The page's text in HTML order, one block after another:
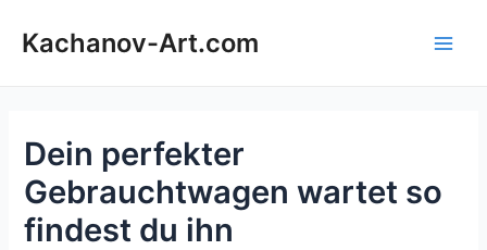
Kachanov-Art.com
Dein perfekter
Gebrauchtwagen wartet so
findest du ihn